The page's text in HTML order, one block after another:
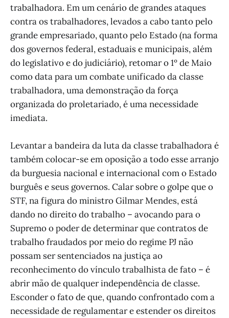
trabalhadora. Em um cenário de grandes ataques
contra os trabalhadores, levados a cabo tanto pelo
grande empresariado, quanto pelo Estado (na forma
dos governos federal, estaduais e municipais, além
do legislativo e do judiciário), retomar o 1º de Maio
como data para um combate unificado da classe
trabalhadora, uma demonstração da força
organizada do proletariado, é uma necessidade
imediata.
Levantar a bandeira da luta da classe trabalhadora é
também colocar-se em oposição a todo esse arranjo
da burguesia nacional e internacional com o Estado
burguês e seus governos. Calar sobre o golpe que o
STF, na figura do ministro Gilmar Mendes, está
dando no direito do trabalho – avocando para o
Supremo o poder de determinar que contratos de
trabalho fraudados por meio do regime PJ não
possam ser sentenciados na justiça ao
reconhecimento do vínculo trabalhista de fato – é
abrir mão de qualquer independência de classe.
Esconder o fato de que, quando confrontado com a
necessidade de regulamentar e estender os direitos